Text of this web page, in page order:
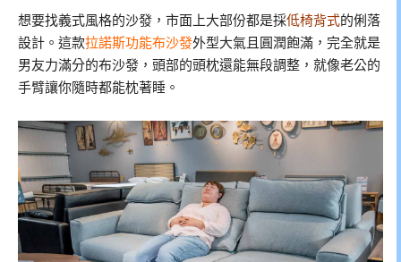
想要找義式風格的沙發，市面上大部份都是採低椅背式的俐落
設計。這款拉諾斯功能布沙發外型大氣且圓潤飽滿，完全就是
男友力滿分的布沙發，頭部的頭枕還能無段調整，就像老公的
手臂讓你隨時都能枕著睡。